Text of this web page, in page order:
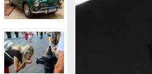
حماس
غزة شرط